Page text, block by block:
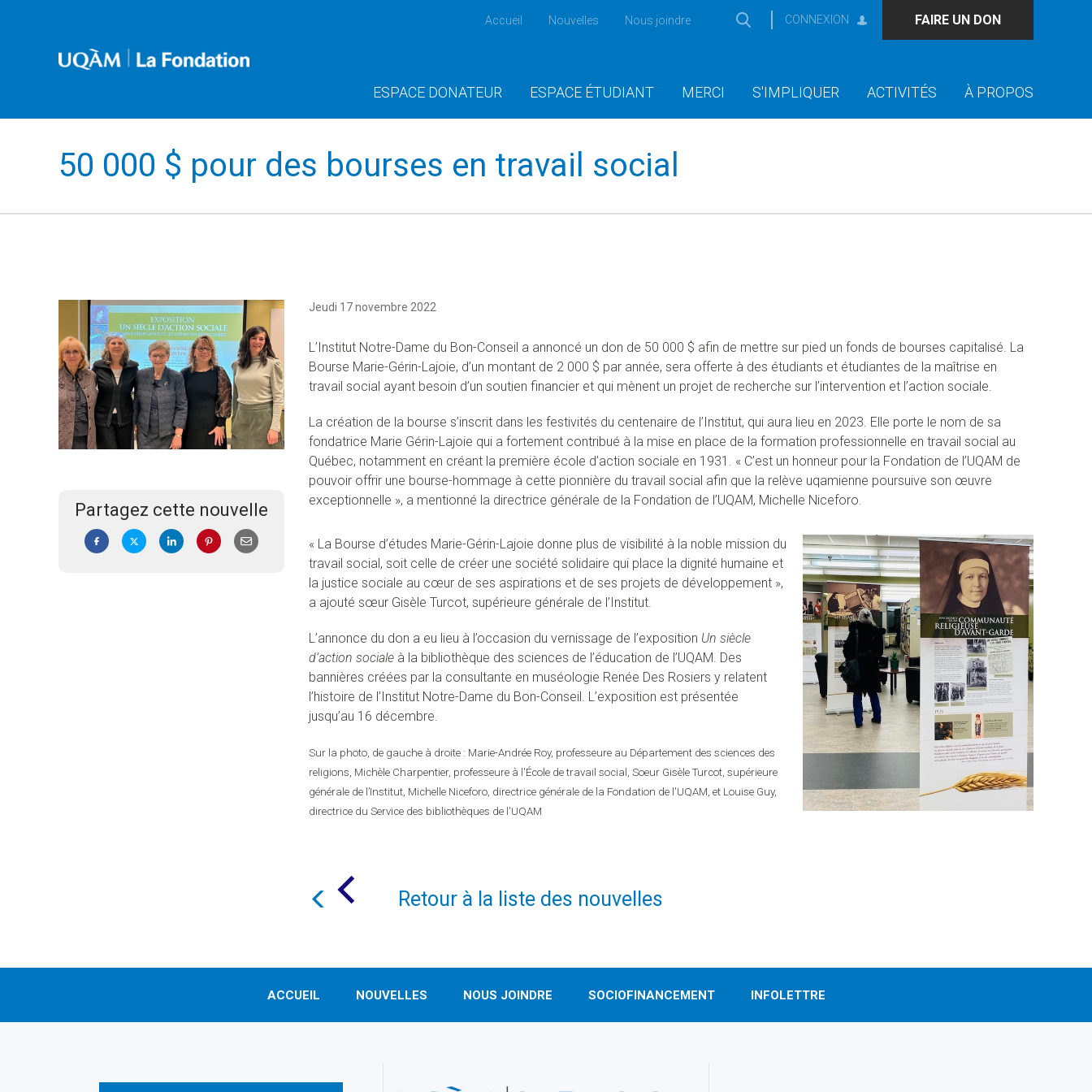
Accueil Nouvelles Nous joindre CONNEXION FAIRE UN DON
ESPACE DONATEUR ESPACE ÉTUDIANT MERCI S'IMPLIQUER ACTIVITÉS À PROPOS
50 000 $ pour des bourses en travail social
Partagez cette nouvelle
Jeudi 17 novembre 2022
L’Institut Notre-Dame du Bon-Conseil a annoncé un don de 50 000 $ afin de mettre sur pied un fonds de bourses capitalisé. La
Bourse Marie-Gérin-Lajoie, d’un montant de 2 000 $ par année, sera offerte à des étudiants et étudiantes de la maîtrise en
travail social ayant besoin d’un soutien financier et qui mènent un projet de recherche sur l’intervention et l’action sociale.
La création de la bourse s’inscrit dans les festivités du centenaire de l’Institut, qui aura lieu en 2023. Elle porte le nom de sa
fondatrice Marie Gérin-Lajoie qui a fortement contribué à la mise en place de la formation professionnelle en travail social au
Québec, notamment en créant la première école d’action sociale en 1931. « C’est un honneur pour la Fondation de l’UQAM de
pouvoir offrir une bourse-hommage à cette pionnière du travail social afin que la relève uqamienne poursuive son œuvre
exceptionnelle », a mentionné la directrice générale de la Fondation de l’UQAM, Michelle Niceforo.
« La Bourse d’études Marie-Gérin-Lajoie donne plus de visibilité à la noble mission du
travail social, soit celle de créer une société solidaire qui place la dignité humaine et
la justice sociale au cœur de ses aspirations et de ses projets de développement »,
a ajouté sœur Gisèle Turcot, supérieure générale de l’Institut.
L’annonce du don a eu lieu à l’occasion du vernissage de l’exposition Un siècle
d’action socialeà la bibliothèque des sciences de l’éducation de l’UQAM. Des
bannières créées par la consultante en muséologie Renée Des Rosiers y relatent
l’histoire de l’Institut Notre-Dame du Bon-Conseil. L’exposition est présentée
jusqu’au 16 décembre.
Sur la photo, de gauche à droite : Marie-Andrée Roy, professeure au Département des sciences des
religions, Michèle Charpentier, professeure à l'École de travail social, Soeur Gisèle Turcot, supérieure
générale de l’Institut, Michelle Niceforo, directrice générale de la Fondation de l'UQAM, et Louise Guy,
directrice du Service des bibliothèques de l'UQAM
Retour à la liste des nouvelles
ACCUEIL NOUVELLES NOUS JOINDRE SOCIOFINANCEMENT INFOLETTRE